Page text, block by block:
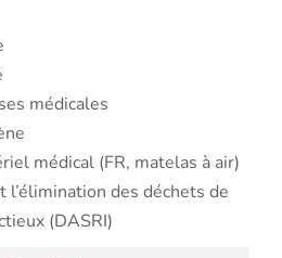
médicales
médical (FR, matelas à air)
l’élimination des déchets de
(DASRI)